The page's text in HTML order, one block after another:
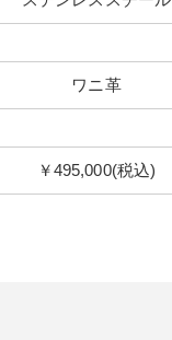
ワニ革
￥495,000(税込)